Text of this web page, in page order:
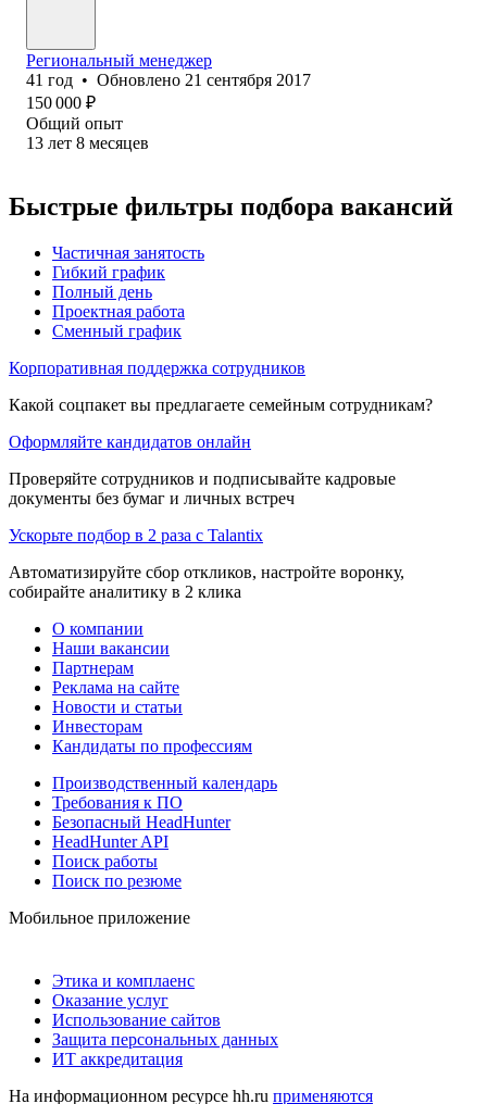
Региональный менеджер
41 год • Обновлено 21 сентября 2017
150 000 ₽
Общий опыт
13 лет 8 месяцев
Быстрые фильтры подбора вакансий
Частичная занятость
Гибкий график
Полный день
Проектная работа
Сменный график
Корпоративная поддержка сотрудников
Какой соцпакет вы предлагаете семейным сотрудникам?
Оформляйте кандидатов онлайн
Проверяйте сотрудников и подписывайте кадровые
документы без бумаг и личных встреч
Ускорьте подбор в 2 раза с Talantix
Автоматизируйте сбор откликов, настройте воронку,
собирайте аналитику в 2 клика
О компании
Наши вакансии
Партнерам
Реклама на сайте
Новости и статьи
Инвесторам
Кандидаты по профессиям
Производственный календарь
Требования к ПО
Безопасный HeadHunter
HeadHunter API
Поиск работы
Поиск по резюме
Мобильное приложение
Этика и комплаенс
Оказание услуг
Использование сайтов
Защита персональных данных
ИТ аккредитация
На информационном ресурсе hh.ru применяются